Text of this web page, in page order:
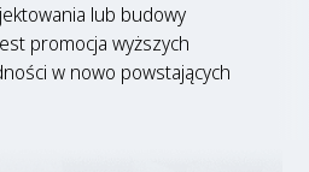
lub budowy
promocja wyższych
w nowo powstających